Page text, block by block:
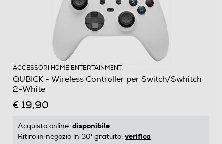
ACCESSORI HOME ENTERTAINMENT
QUBICK - Wireless Controller per Switch/Swhitch
2-White
€ 19,90
Acquisto online: disponibile
Ritiro in negozio in 30' gratuito: verifica